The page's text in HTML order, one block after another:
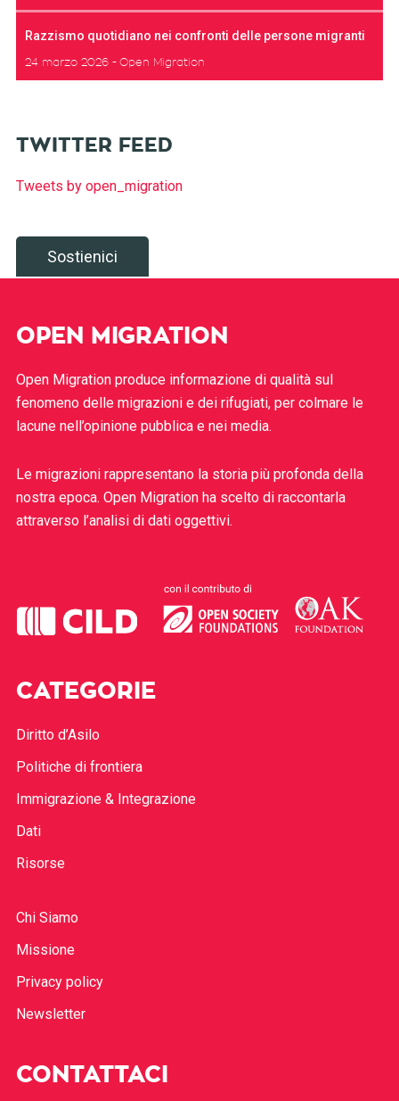
Razzismo quotidiano nei confronti delle persone migranti
24 marzo 2026 Open Migration
TWITTER FEED
Tweets by open_migration
Sostienici
OPEN MIGRATION
Open Migration produce informazione di qualità sul
fenomeno delle migrazioni e dei rifugiati, per colmare le
lacune nell’opinione pubblica e nei media.
Le migrazioni rappresentano la storia più profonda della
nostra epoca. Open Migration ha scelto di raccontarla
attraverso l’analisi di dati oggettivi.
CATEGORIE
Diritto d’Asilo
Politiche di frontiera
Immigrazione & Integrazione
Dati
Risorse
Chi Siamo
Missione
Privacy policy
Newsletter
CONTATTACI